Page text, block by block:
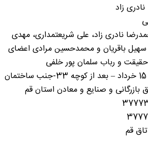
زاد
نادری زاد، علی شریعتمداری، مهدی
سهیل باقریان و محمدحسین مرادی اعضای
و رباب سلمان پور خلفی
آدرس : قم – بلوار 15 خرداد – بعد از کوچه 33-جنب ساختمان
بازرگانی و صنایع و معادن استان قم
قم